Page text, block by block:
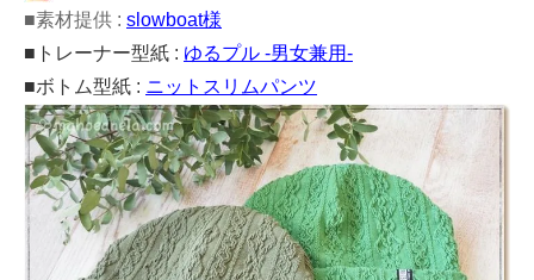
■素材提供 : slowboat様
■トレーナー型紙 : ゆるプル -男女兼用-
■ボトム型紙 : ニットスリムパンツ